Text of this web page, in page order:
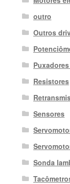
outro
Outros
Resistores
Sensores
Sonda